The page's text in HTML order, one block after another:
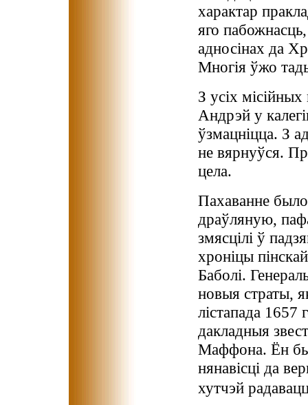
характар
яго
адносінах да
Многія ўжо
З усіх
Андрэй у
ўзмацніцца. З
не вярнуўся.
цела.
Пахаванне
драўляную,
змясцілі ў
хроніцы пінскай
Баболі.
новыя страты,
лістапада 1657
дакладныя
Маффона. Ён
нянавісці да
хутчэй